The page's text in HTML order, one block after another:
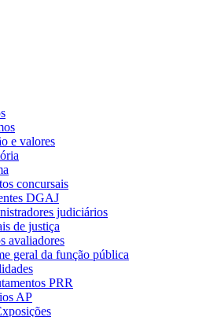
e valores
concursais
DGAJ
judiciários
de justiça
avaliadores
geral da função pública
PRR
AP